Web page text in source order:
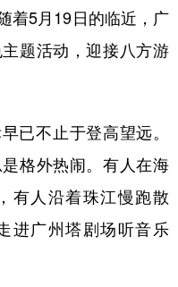
着5月19日的临近，广
题活动，迎接八方游
已不止于登高望远。
格外热闹。有人在海
有人沿着珠江慢跑散
进广州塔剧场听音乐